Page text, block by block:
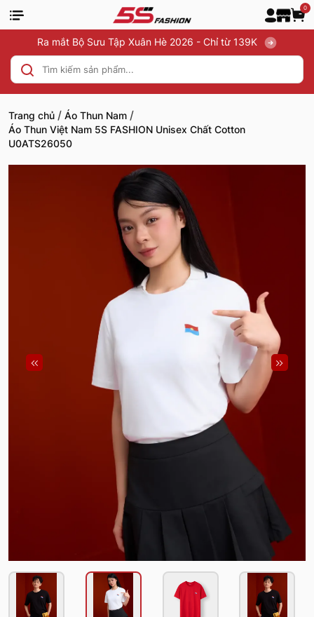
0
Ra mắt Bộ Sưu Tập Xuân Hè 2026 - Chỉ từ 139K
Trang chủ / Áo Thun Nam /
Áo Thun Việt Nam 5S FASHION Unisex Chất Cotton
U0ATS26050